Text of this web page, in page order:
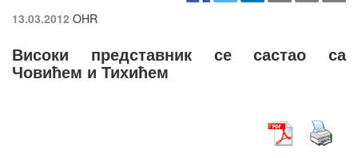
13.03.2012 OHR
Високи представник се састао са
Човићем и Тихићем